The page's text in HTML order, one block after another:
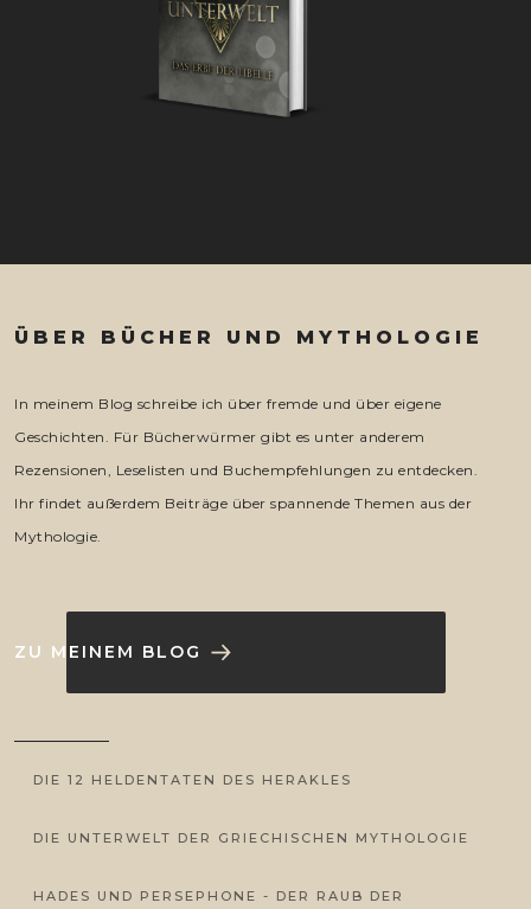
ÜBER BÜCHER UND MYTHOLOGIE
In meinem Blog schreibe ich über fremde und über eigene
Geschichten. Für Bücherwürmer gibt es unter anderem
Rezensionen, Leselisten und Buchempfehlungen zu entdecken.
Ihr findet außerdem Beiträge über spannende Themen aus der
Mythologie.
ZU MEINEM BLOG
DIE 12 HELDENTATEN DES HERAKLES
DIE UNTERWELT DER GRIECHISCHEN MYTHOLOGIE
HADES UND PERSEPHONE - DER RAUB DER